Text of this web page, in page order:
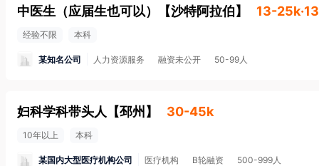
中医生（应届生也可以） 【沙特阿拉伯】 13-
经验不限 本科
某知名公司 人力资源服务 融资未公开 50-99人
妇科学科带头人 【邳州 】 30-45k
10年以上 本科
某国内大型医疗机构公司 医疗机构 B轮融资 500-999人